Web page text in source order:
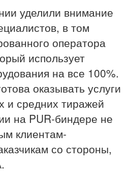
уделили внимание
в том
оператора
использует
на все 100%.
оказывать услуги
и средних тиражей
на PUR-биндере не
клиентам-
со стороны,